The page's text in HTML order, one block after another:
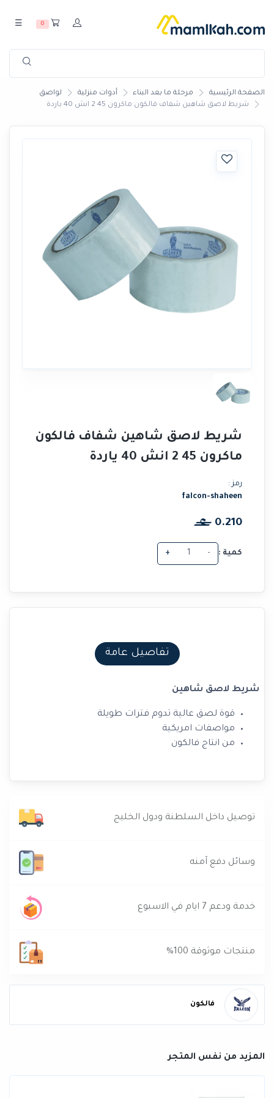
0
☰
الصفحة الرئيسية مرحلة ما بعد البناء أدوات منزلية
لواصق
شريط لاصق شاهين شفاف فالكون ماكرون 45 2 انش 40 ياردة
شريط لاصق شاهين شفاف فالكون
ماكرون 45 2 انش 40 ياردة
رمز :
falcon-shaheen
0.210
كمية : -
+
تفاصيل عامة
شريط لاصق شاهين
قوة لصق عالية تدوم فترات طويلة
مواصفات امريكية
من انتاج فالكون
توصيل داخل السلطنة ودول الخليج
وسائل دفع آمنه
خدمة ودعم 7 ايام في الاسبوع
منتجات موثوقة 100%
فالكون
المزيد من نفس المتجر